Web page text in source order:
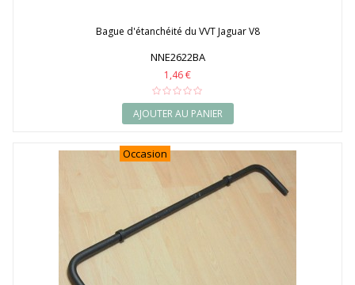
Bague d'étanchéité du VVT Jaguar V8
NNE2622BA
1,46 €
AJOUTER AU PANIER
Occasion